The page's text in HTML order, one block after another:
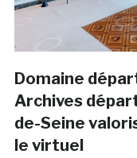
Domaine
Archives
de-Seine
le virtuel